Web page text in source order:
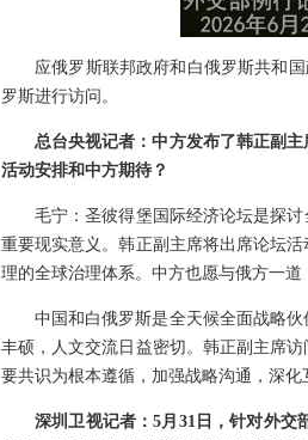
应俄罗斯联邦政府和白俄罗斯共和
罗斯进行访问。
总台央视记者：中方发布了韩正副
活动安排和中方期待？
毛宁：圣彼得堡国际经济论坛是探
重要现实意义。韩正副主席将出席论坛
理的全球治理体系。中方也愿与俄方一
中国和白俄罗斯是全天候全面战略
丰硕，人文交流日益密切。韩正副主席
要共识为根本遵循，加强战略沟通，深
深圳卫视记者：5月31日，针对外